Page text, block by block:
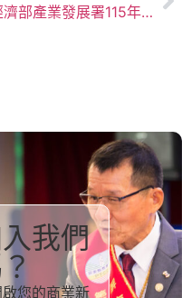
經濟部產業發展署115年度「IDDI設計驅動產業創新補助」申請須知(請逕至IDDI官網www.tdri.org.tw/iddi)。
我們
您的商業新